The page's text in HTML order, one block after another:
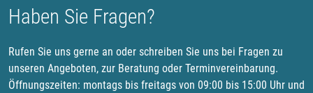
Haben Sie Fragen?
Rufen Sie uns gerne an oder schreiben Sie uns bei Fragen zu
unseren Angeboten, zur Beratung oder Terminvereinbarung.
Öffnungszeiten: montags bis freitags von 09:00 bis 15:00 Uhr und